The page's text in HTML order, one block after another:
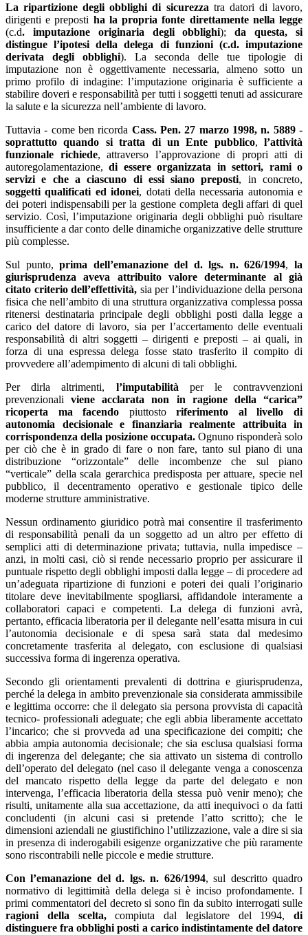
La ripartizione degli obblighi di sicurezza tra datori di lavoro,
dirigenti e preposti ha la propria fonte direttamente nella legge
(c.d. imputazione originaria degli obblighi);da questa, si
distingue l’ipotesi della delega di funzioni (c.d. imputazione
derivata degli obblighi). La seconda delle tue tipologie di
imputazione non è oggettivamente necessaria, almeno sotto un
primo profilo di indagine: l’imputazione originaria è sufficiente a
stabilire doveri e responsabilità per tutti i soggetti tenuti ad assicurare
la salute e la sicurezza nell’ambiente di lavoro.
Tuttavia - come ben ricorda Cass. Pen. 27 marzo 1998, n. 5889 -
soprattutto quando si tratta di un Ente pubblico, l’attività
funzionale richiede, attraverso l’approvazione di propri atti di
autoregolamentazione,di essere organizzata in settori, rami o
servizi e che a ciascuno di essi siano preposti, in concreto,
soggetti qualificati ed idonei, dotati della necessaria autonomia e
dei poteri indispensabili per la gestione completa degli affari di quel
servizio. Così, l’imputazione originaria degli obblighi può risultare
insufficiente a dar conto delle dinamiche organizzative delle strutture
più complesse.
Sul punto,prima dell’emanazione del d. lgs. n. 626/1994,la
giurisprudenza aveva attribuito valore determinante al già
citato criterio dell’effettività, sia per l’individuazione della persona
fisica che nell’ambito di una struttura organizzativa complessa possa
ritenersi destinataria principale degli obblighi posti dalla legge a
carico del datore di lavoro, sia per l’accertamento delle eventuali
responsabilità di altri soggetti – dirigenti e preposti – ai quali, in
forza di una espressa delega fosse stato trasferito il compito di
provvedere all’adempimento di alcuni di tali obblighi.
Per dirla altrimenti, l’imputabilità per le contravvenzioni
prevenzionaliviene acclarata non in ragione della “carica”
ricoperta ma facendo piuttostoriferimento al livello di
autonomia decisionale e finanziaria realmente attribuita in
corrispondenza della posizione occupata. Ognuno risponderà solo
per ciò che è in grado di fare o non fare, tanto sul piano di una
distribuzione “orizzontale” delle incombenze che sul piano
“verticale” della scala gerarchica predisposta per attuare, specie nel
pubblico, il decentramento operativo e gestionale tipico delle
moderne strutture amministrative.
Nessun ordinamento giuridico potrà mai consentire il trasferimento
di responsabilità penali da un soggetto ad un altro per effetto di
semplici atti di determinazione privata; tuttavia, nulla impedisce –
anzi, in molti casi, ciò si rende necessario proprio per assicurare il
puntuale rispetto degli obblighi imposti dalla legge – di procedere ad
un’adeguata ripartizione di funzioni e poteri dei quali l’originario
titolare deve inevitabilmente spogliarsi, affidandole interamente a
collaboratori capaci e competenti. La delega di funzioni avrà,
pertanto, efficacia liberatoria per il delegante nell’esatta misura in cui
l’autonomia decisionale e di spesa sarà stata dal medesimo
concretamente trasferita al delegato, con esclusione di qualsiasi
successiva forma di ingerenza operativa.
Secondo gli orientamenti prevalenti di dottrina e giurisprudenza,
perché la delega in ambito prevenzionale sia considerata ammissibile
e legittima occorre: che il delegato sia persona provvista di capacità
tecnico- professionali adeguate; che egli abbia liberamente accettato
l’incarico; che si provveda ad una specificazione dei compiti; che
abbia ampia autonomia decisionale; che sia esclusa qualsiasi forma
di ingerenza del delegante; che sia attivato un sistema di controllo
dell’operato del delegato (nel caso il delegante venga a conoscenza
del mancato rispetto della legge da parte del delegato e non
intervenga, l’efficacia liberatoria della stessa può venir meno); che
risulti, unitamente alla sua accettazione, da atti inequivoci o da fatti
concludenti (in alcuni casi si pretende l’atto scritto); che le
dimensioni aziendali ne giustifichino l’utilizzazione, vale a dire si sia
in presenza di inderogabili esigenze organizzative che più raramente
sono riscontrabili nelle piccole e medie strutture.
Con l’emanazione del d. lgs. n. 626/1994, sul descritto quadro
normativo di legittimità della delega si è inciso profondamente. I
primi commentatori del decreto si sono fin da subito interrogati sulle
ragioni della scelta,compiuta dal legislatore del 1994, di
distinguere fra obblighi posti a carico indistintamente del datore